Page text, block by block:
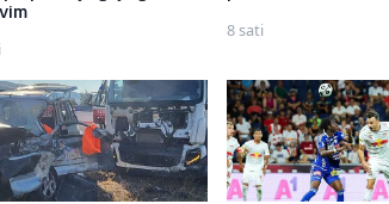
8 sati